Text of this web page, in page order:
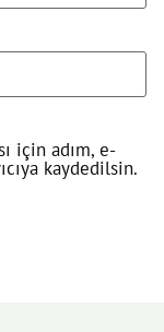
için adım, e-
kaydedilsin.